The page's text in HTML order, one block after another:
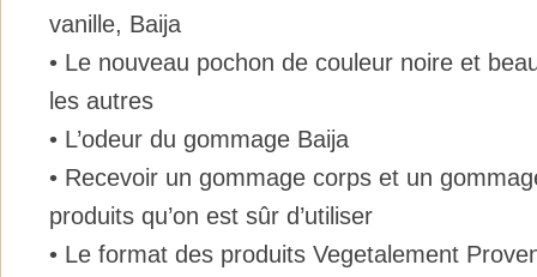
vanille, Baija
• Le nouveau pochon de couleur noire et
les autres
• L’odeur du gommage Baija
• Recevoir un gommage corps et un
produits qu’on est sûr d’utiliser
• Le format des produits Vegetalement